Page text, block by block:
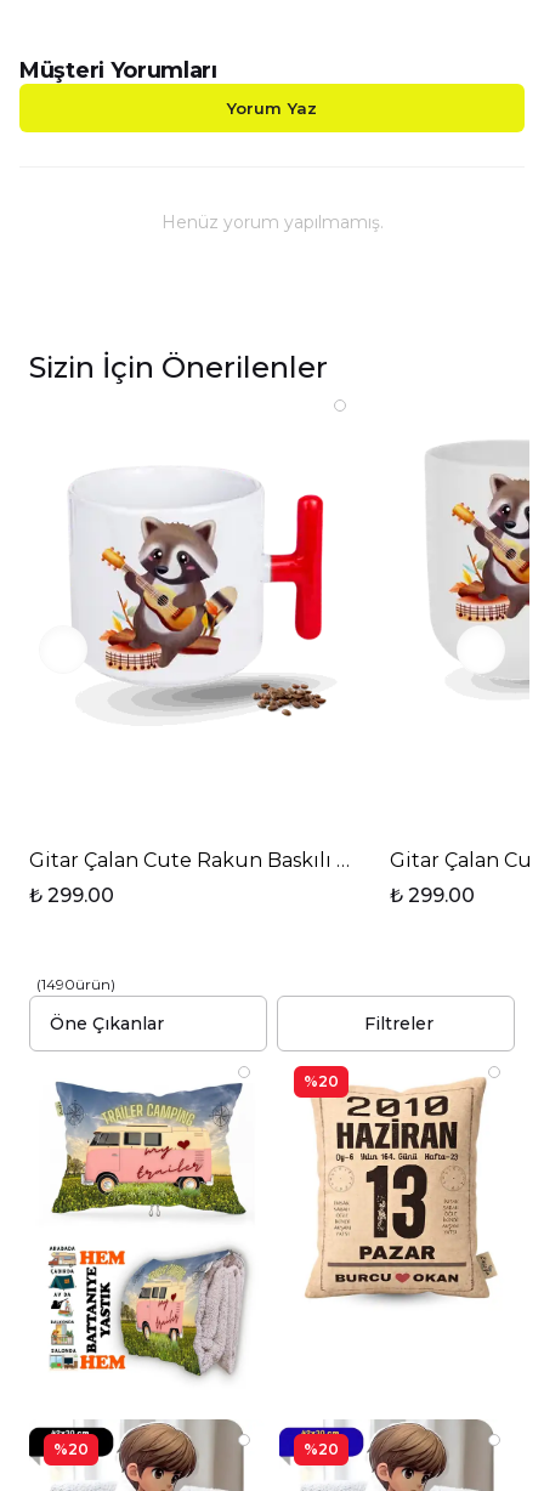
Müşteri Yorumları
Yorum Yaz
Henüz yorum yapılmamış.
Sizin İçin Önerilenler
Gitar Çalan Cute Rakun Baskılı T Saplı Porselen
₺ 299.00
Gitar Çalan
₺ 299.00
(1490ürün)
Filtreler
%20
%20 %20